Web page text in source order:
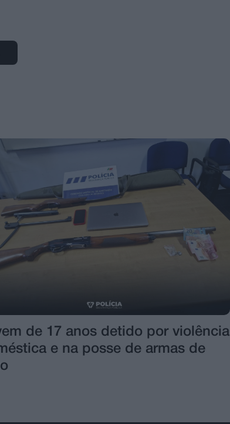
de 17 anos detido por violência
e na posse de armas de